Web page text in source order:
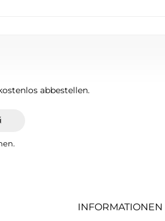
abbestellen.
INFORMATIONEN